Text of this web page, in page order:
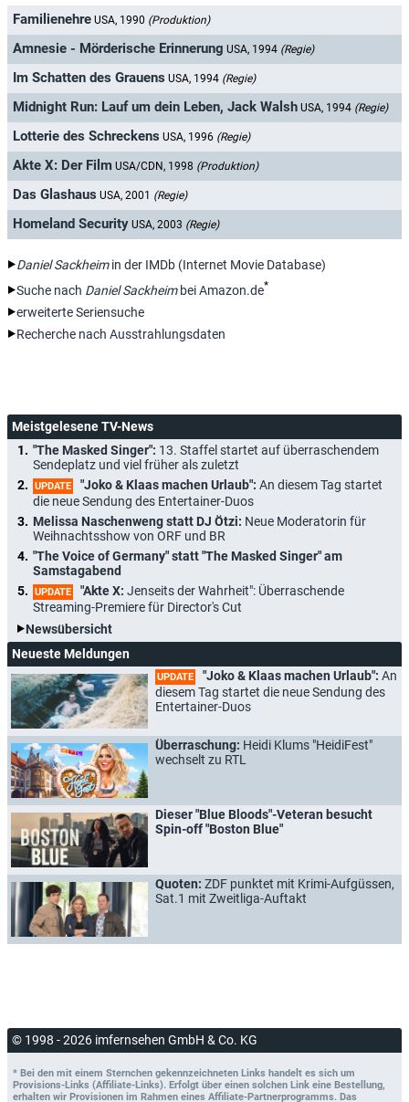
Familienehre USA, 1990 (Produktion)
Amnesie - Mörderische Erinnerung USA, 1994 (Regie)
Im Schatten des Grauens USA, 1994 (Regie)
Midnight Run: Lauf um dein Leben, Jack Walsh USA, 1994 (Regie)
Lotterie des Schreckens USA, 1996 (Regie)
Akte X: Der Film USA/CDN, 1998 (Produktion)
Das Glashaus USA, 2001 (Regie)
Homeland Security USA, 2003 (Regie)
Daniel Sackheimin der IMDb (Internet Movie Database)
Suche nach Daniel Sackheimbei Amazon.de*
erweiterte Seriensuche
Recherche nach Ausstrahlungsdaten
Meistgelesene TV-News
"The Masked Singer": 13. Staffel startet auf überraschendem
Sendeplatz und viel früher als zuletzt
UPDATE "Joko & Klaas machen Urlaub": An diesem Tag startet
die neue Sendung des Entertainer-Duos
Melissa Naschenweng statt DJ Ötzi: Neue Moderatorin für
Weihnachtsshow von ORF und BR
"The Voice of Germany" statt "The Masked Singer" am
Samstagabend
UPDATE "Akte X: Jenseits der Wahrheit": Überraschende
Streaming-Premiere für Director's Cut
Newsübersicht
Neueste Meldungen
UPDATE "Joko & Klaas machen Urlaub": An
diesem Tag startet die neue Sendung des
Entertainer-Duos
Überraschung: Heidi Klums "HeidiFest"
wechselt zu RTL
Dieser "Blue Bloods"-Veteran besucht
Spin-off "Boston Blue"
Quoten: ZDF punktet mit Krimi-Aufgüssen,
Sat.1 mit Zweitliga-Auftakt
© 1998 - 2026 imfernsehen GmbH & Co. KG
* Bei den mit einem Sternchen gekennzeichneten Links handelt es sich um
Provisions-Links (Affiliate-Links). Erfolgt über einen solchen Link eine Bestellung,
erhalten wir Provisionen im Rahmen eines Affiliate-Partnerprogramms. Das